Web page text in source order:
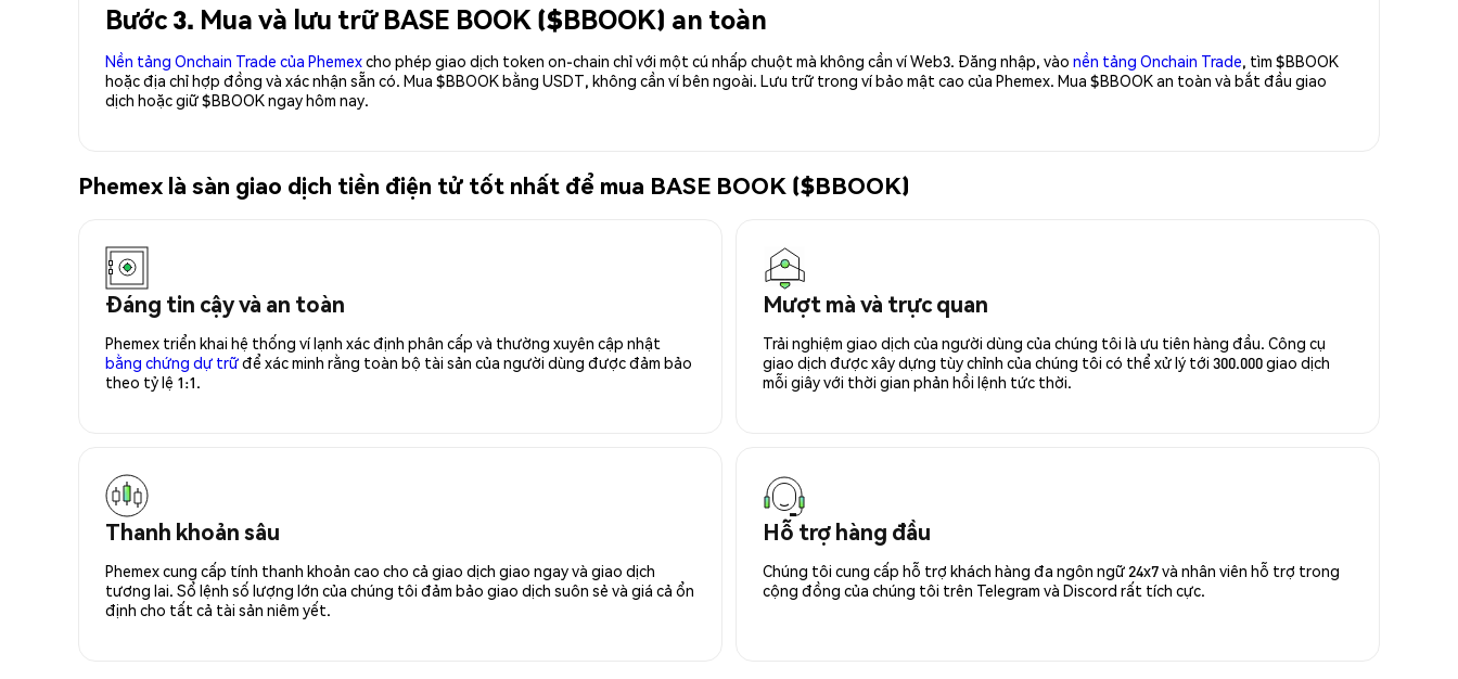
Bước 3. Mua và lưu trữ BASE BOOK ($BBOOK) an toàn
Nền tảng Onchain Trade của Phemexcho phép giao dịch token on-chain chỉ với một cú nhấp chuột mà không cần ví Web3. Đăng nhập, vào nền tảng Onchain Trade, tìm $BBOOK
hoặc địa chỉ hợp đồng và xác nhận sẵn có. Mua $BBOOK bằng USDT, không cần ví bên ngoài. Lưu trữ trong ví bảo mật cao của Phemex. Mua $BBOOK an toàn và bắt đầu giao
dịch hoặc giữ $BBOOK ngay hôm nay.
Phemex là sàn giao dịch tiền điện tử tốt nhất để mua BASE BOOK ($BBOOK)
Đáng tin cậy và an toàn
Phemex triển khai hệ thống ví lạnh xác định phân cấp và thường xuyên cập nhật
bằng chứng dự trữđể xác minh rằng toàn bộ tài sản của người dùng được đảm bảo
theo tỷ lệ 1:1.
Mượt mà và trực quan
Trải nghiệm giao dịch của người dùng của chúng tôi là ưu tiên hàng đầu. Công cụ
giao dịch được xây dựng tùy chỉnh của chúng tôi có thể xử lý tới 300.000 giao dịch
mỗi giây với thời gian phản hồi lệnh tức thời.
Thanh khoản sâu
Phemex cung cấp tính thanh khoản cao cho cả giao dịch giao ngay và giao dịch
tương lai. Sổ lệnh số lượng lớn của chúng tôi đảm bảo giao dịch suôn sẻ và giá cả ổn
định cho tất cả tài sản niêm yết.
Hỗ trợ hàng đầu
Chúng tôi cung cấp hỗ trợ khách hàng đa ngôn ngữ 24x7 và nhân viên hỗ trợ trong
cộng đồng của chúng tôi trên Telegram và Discord rất tích cực.